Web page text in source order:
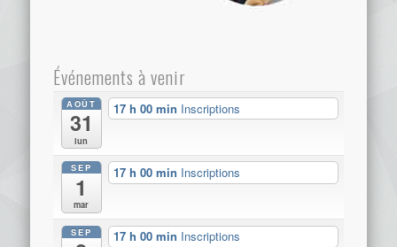
Événements à venir
AOÛT
31
lun
17 h 00 min Inscriptions
SEP
1
mar
17 h 00 min Inscriptions
SEP 17 h 00 min Inscriptions